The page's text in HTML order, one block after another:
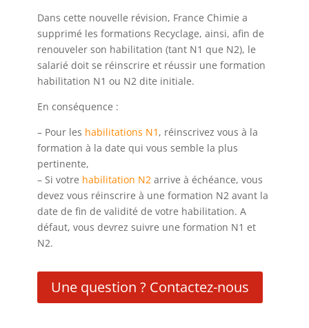
Dans cette nouvelle révision, France Chimie a
supprimé les formations Recyclage, ainsi, afin de
renouveler son habilitation (tant N1 que N2), le
salarié doit se réinscrire et réussir une formation
habilitation N1 ou N2 dite initiale.
En conséquence :
– Pour les habilitations N1 , réinscrivez vous à la
formation à la date qui vous semble la plus
pertinente,
– Si votre habilitation N2arrive à échéance, vous
devez vous réinscrire à une formation N2 avant la
date de fin de validité de votre habilitation. A
défaut, vous devrez suivre une formation N1 et
N2.
Une question ? Contactez-nous